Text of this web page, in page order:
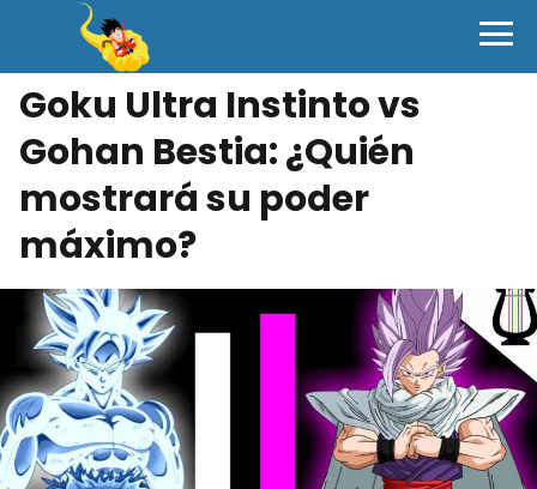
Goku Ultra Instinto vs
Gohan Bestia: ¿Quién
mostrará su poder
máximo?